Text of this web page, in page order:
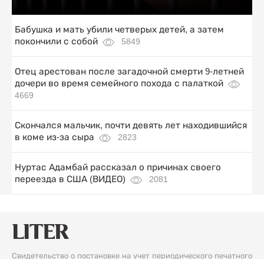
Бабушка и мать убили четверых детей, а затем
покончили с собой
5849
Отец арестован после загадочной смерти 9-летней
дочери во время семейного похода с палаткой
4669
Скончался мальчик, почти девять лет находившийся
в коме из-за сыра
2823
Нуртас Адамбай рассказал о причинах своего
переезда в США (ВИДЕО)
2081
Свидетельство о постановке на учет периодического печатного